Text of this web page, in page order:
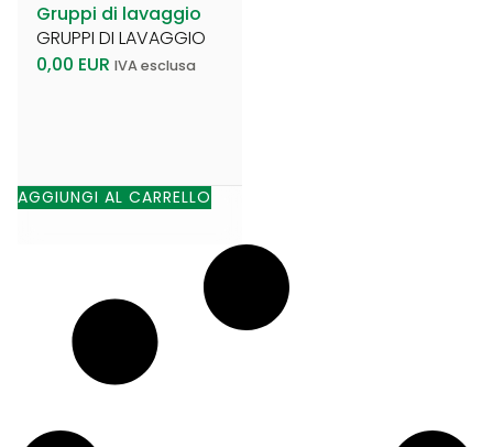
Gruppi di lavaggio
GRUPPI DI LAVAGGIO
0,00 EUR IVA esclusa
AGGIUNGI AL CARRELLO